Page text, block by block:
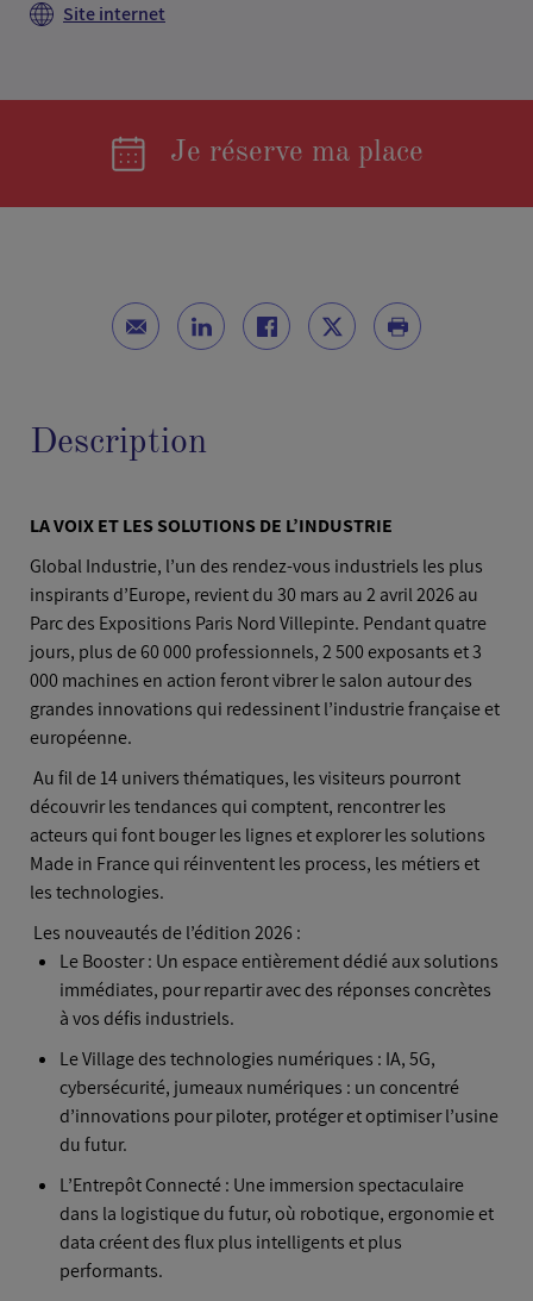
Site internet
Je réserve ma place
Description
LA VOIX ET LES SOLUTIONS DE L’INDUSTRIE
Global Industrie, l’un des rendez-vous industriels les plus
inspirants d’Europe, revient du 30 mars au 2 avril 2026 au
Parc des Expositions Paris Nord Villepinte. Pendant quatre
jours, plus de 60 000 professionnels, 2 500 exposants et 3
000 machines en action feront vibrer le salon autour des
grandes innovations qui redessinent l’industrie française et
européenne.
Au fil de 14 univers thématiques, les visiteurs pourront
découvrir les tendances qui comptent, rencontrer les
acteurs qui font bouger les lignes et explorer les solutions
Made in France qui réinventent les process, les métiers et
les technologies.
Les nouveautés de l’édition 2026 :
Le Booster : Un espace entièrement dédié aux solutions
immédiates, pour repartir avec des réponses concrètes
à vos défis industriels.
Le Village des technologies numériques : IA, 5G,
cybersécurité, jumeaux numériques : un concentré
d’innovations pour piloter, protéger et optimiser l’usine
du futur.
L’Entrepôt Connecté : Une immersion spectaculaire
dans la logistique du futur, où robotique, ergonomie et
data créent des flux plus intelligents et plus
performants.